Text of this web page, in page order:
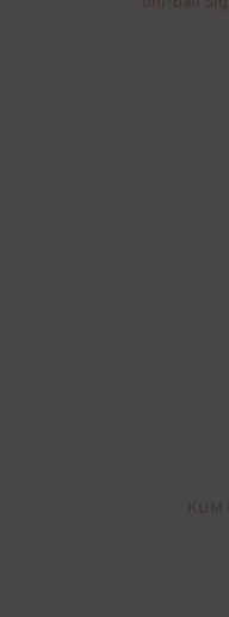
KUM